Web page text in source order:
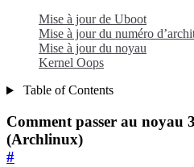
Mise à jour de Uboot
Mise à jour du numéro
Mise à jour du noyau
Kernel Oops
Table of Contents
Comment passer au noyau
(Archlinux)
#